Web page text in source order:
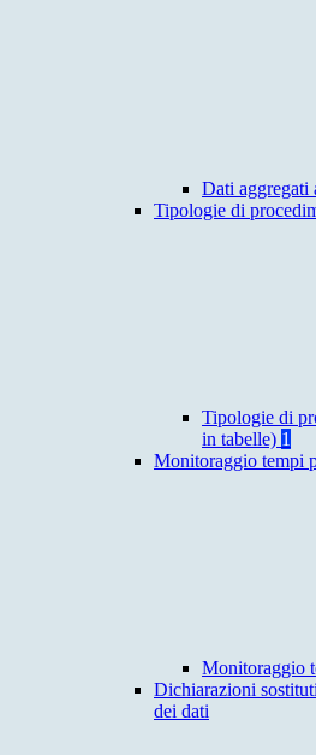
Dati aggregati
Tipologie di
Tipologie di
in tabelle) 1
Monitoraggio tempi
Monitoraggio
Dichiarazioni
dei dati